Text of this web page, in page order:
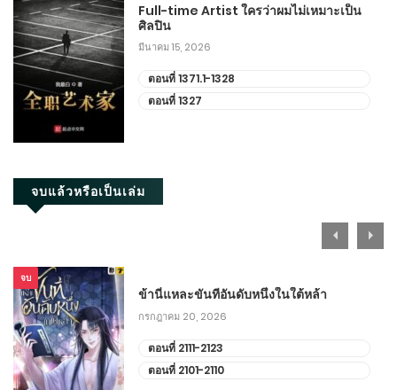
Full-time Artist ใครว่าผมไม่เหมาะเป็น
ศิลปิน
มีนาคม 15, 2026
ตอนที่ 1371.1-1328
ตอนที่ 1327
จบแล้วหรือเป็นเล่ม
จบ
ข้านี่แหละขันทีอันดับหนึ่งในใต้หล้า
กรกฎาคม 20, 2026
ตอนที่ 2111-2123
ตอนที่ 2101-2110